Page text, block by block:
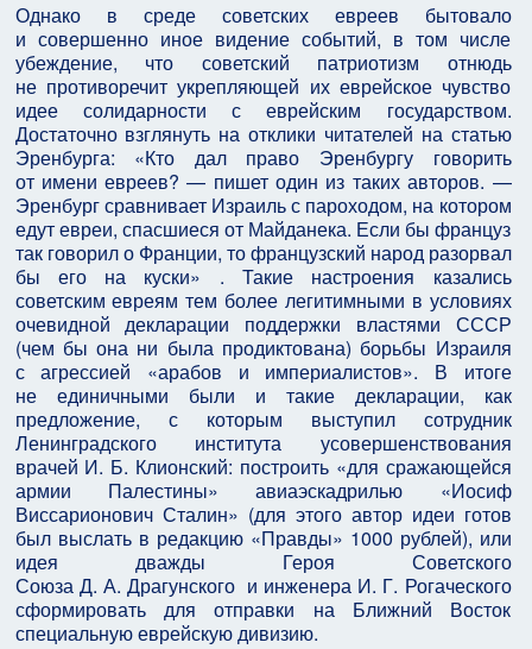
Однако в среде советских евреев бытовало
и совершенно иное видение событий, в том числе
убеждение, что советский патриотизм отнюдь
не противоречит укрепляющей их еврейское чувство
идее солидарности с еврейским государством.
Достаточно взглянуть на отклики читателей на статью
Эренбурга: «Кто дал право Эренбургу говорить
от имени евреев? — пишет один из таких авторов. —
Эренбург сравнивает Израиль с пароходом, на котором
едут евреи, спасшиеся от Майданека. Если бы француз
так говорил о Франции, то французский народ разорвал
бы его на куски» . Такие настроения казались
советским евреям тем более легитимными в условиях
очевидной декларации поддержки властями СССР
(чем бы она ни была продиктована) борьбы Израиля
с агрессией «арабов и империалистов». В итоге
не единичными были и такие декларации, как
предложение, с которым выступил сотрудник
Ленинградского института усовершенствования
врачей И. Б. Клионский: построить «для сражающейся
армии Палестины» авиаэскадрилью «Иосиф
Виссарионович Сталин» (для этого автор идеи готов
был выслать в редакцию «Правды» 1000 рублей), или
идея дважды Героя Советского
Союза Д. А. Драгунского и инженера И. Г. Рогаческого
сформировать для отправки на Ближний Восток
специальную еврейскую дивизию.